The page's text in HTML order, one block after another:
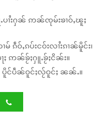
ပၢႆးႁၼ် ဢၼ်ၸုမ်းၶၢဝ်ႇၽူႈ
ၵဵဝ်ႇၵပ်းငဝ်းလၢႆးၵၢၼ်မိူင်း၊
ႃႈ ဢၼ်ၶႂ်ႈႁူႉၶႂ်ႈငိၼ်း။
ပိူင်ပဵၼ်ဝူင်ႈလႂ်ဝူင်ႈ ၼၼ်ႉ။